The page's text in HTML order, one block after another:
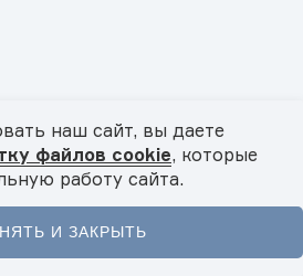
Видео Подкасты Меню
Рустам Минниханов: «Мы
сотрудничества как со
с государствами Юго-
наш сайт, вы даете
файлов cookie, которые
работу сайта.
И ЗАКРЫТЬ